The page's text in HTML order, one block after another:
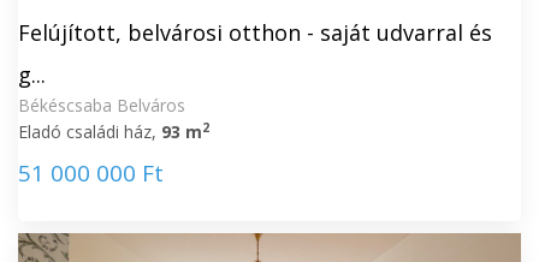
Felújított, belvárosi otthon - saját udvarral és
g...
Békéscsaba Belváros
Eladó családi ház, 93 m2
51 000 000 Ft